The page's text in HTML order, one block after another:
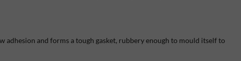
adhesion and forms a tough gasket, rubbery enough to mould itself to